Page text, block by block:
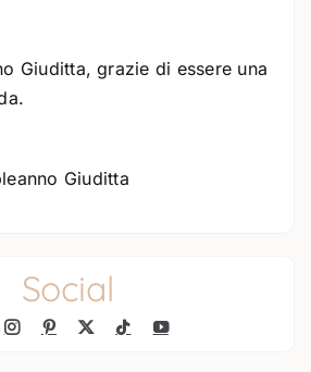
Giuditta, grazie di essere una
Giuditta
Social